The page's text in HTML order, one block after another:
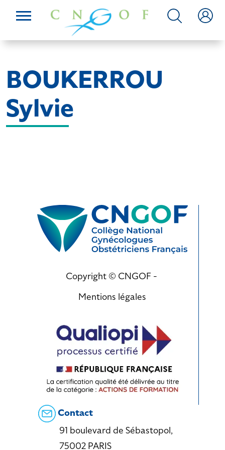
BOUKERROU
Sylvie
Copyright © CNGOF -
Mentions légales
Contact
91 boulevard de Sébastopol,
75002 PARIS